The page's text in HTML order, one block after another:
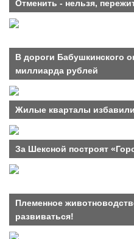
Отменить - нельзя,
В дороги Бабушкинского
миллиарда рублей
Жилые кварталы
За Шексной построят
Племенное
развиваться!